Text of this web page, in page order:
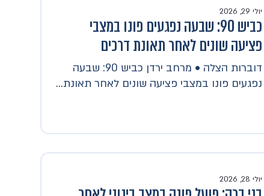
יולי 29, 2026
כביש 90: שבעה נפגעים פונו במצבי
פציעה שונים לאחר תאונת דרכים
דוברות הצלה • מרחב ירדן כביש 90: שבעה
נפגעים פונו במצבי פציעה שונים לאחר תאונת...
יולי 28, 2026